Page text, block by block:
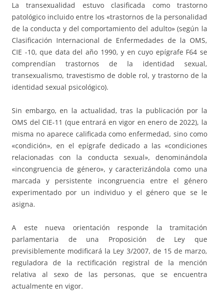
La transexualidad estuvo clasificada como trastorno
patológico incluido entre los «trastornos de la personalidad
de la conducta y del comportamiento del adulto» (según la
Clasificación Internacional de Enfermedades de la OMS,
CIE -10, que data del año 1990, y en cuyo epígrafe F64 se
comprendían trastornos de la identidad sexual,
transexualismo, travestismo de doble rol, y trastorno de la
identidad sexual psicológico).
Sin embargo, en la actualidad, tras la publicación por la
OMS del CIE-11 (que entrará en vigor en enero de 2022), la
misma no aparece calificada como enfermedad, sino como
«condición», en el epígrafe dedicado a las «condiciones
relacionadas con la conducta sexual», denominándola
«incongruencia de género», y caracterizándola como una
marcada y persistente incongruencia entre el género
experimentado por un individuo y el género que se le
asigna.
A este nueva orientación responde la tramitación
parlamentaria de una Proposición de Ley que
previsiblemente modificará la Ley 3/2007, de 15 de marzo,
reguladora de la rectificación registral de la mención
relativa al sexo de las personas, que se encuentra
actualmente en vigor.